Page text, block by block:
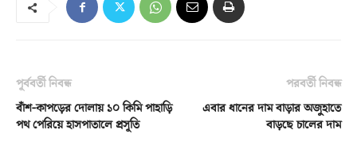
পূর্ববর্তী নিবন্ধ
বাঁশ-কাপড়ের দোলায় ১০ কিমি পাহাড়ি
পথ পেরিয়ে হাসপাতালে প্রসূতি
পরবর্তী নিবন্ধ
এবার ধানের দাম বাড়ার অজুহাতে
বাড়ছে চালের দাম